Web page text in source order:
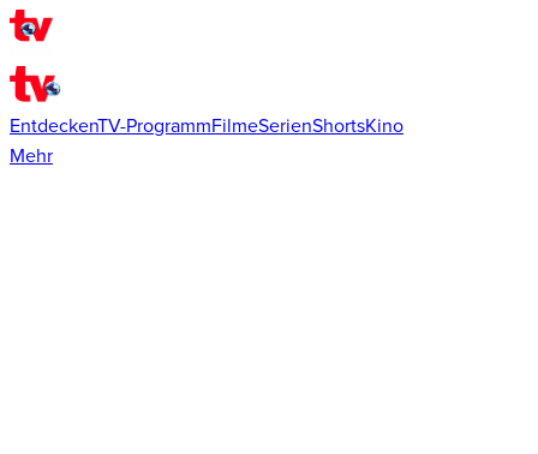
EntdeckenTV-ProgrammFilmeSerienShortsKino
Mehr